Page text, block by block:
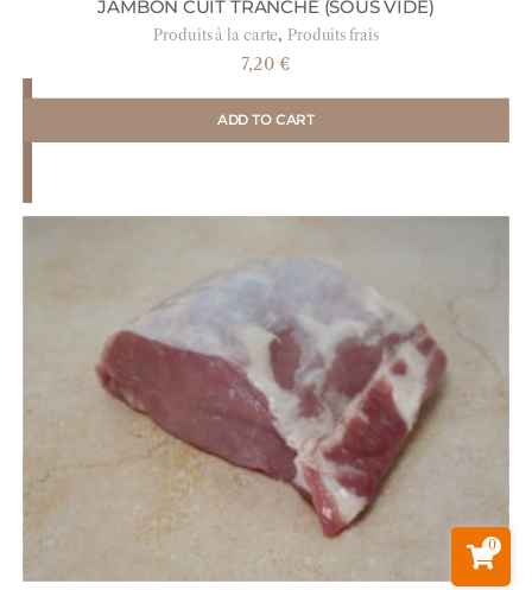
JAMBON CUIT TRANCHÉ (SOUS VIDE)
Produits à la carte, Produits frais
7,20€
ADD TO CART
0